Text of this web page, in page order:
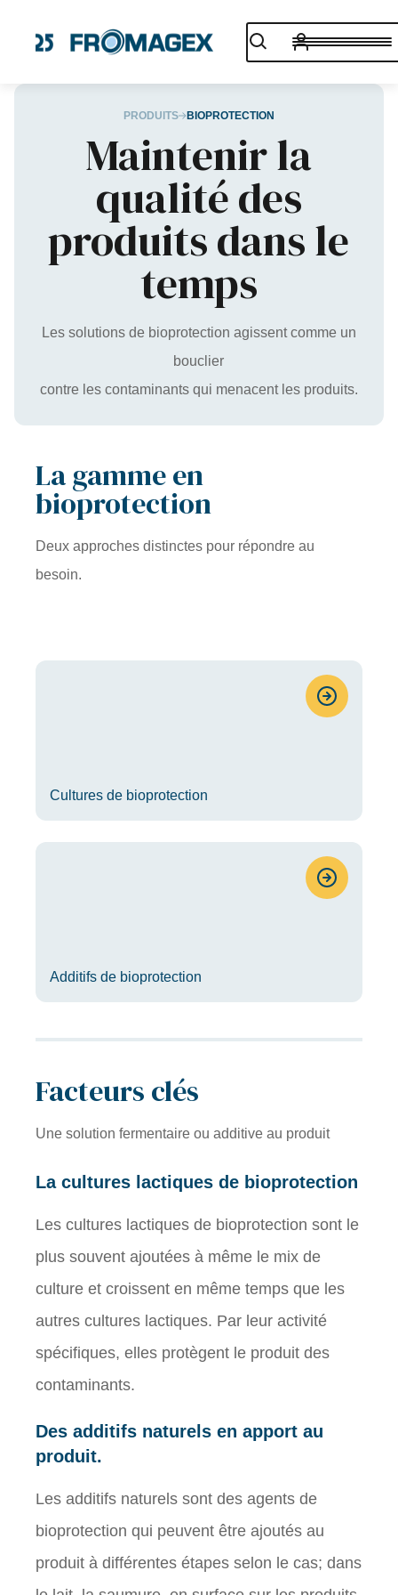
PRODUITS BIOPROTECTION
Maintenir la
qualité des
produits dans le
temps
Les solutions de bioprotection agissent comme un
bouclier
contre les contaminants qui menacent les produits.
La gamme en
bioprotection
Deux approches distinctes pour répondre au
besoin.
Cultures de bioprotection
Additifs de bioprotection
Facteurs clés
Une solution fermentaire ou additive au produit
La cultures lactiques de bioprotection
Les cultures lactiques de bioprotection sont le
plus souvent ajoutées à même le mix de
culture et croissent en même temps que les
autres cultures lactiques. Par leur activité
spécifiques, elles protègent le produit des
contaminants.
Des additifs naturels en apport au
produit.
Les additifs naturels sont des agents de
bioprotection qui peuvent être ajoutés au
produit à différentes étapes selon le cas; dans